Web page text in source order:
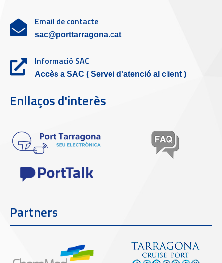
Email de contacte
sac@porttarragona.cat
Informació SAC
Accès a SAC ( Servei d'atenció al client )
Enllaços d'interès
Partners